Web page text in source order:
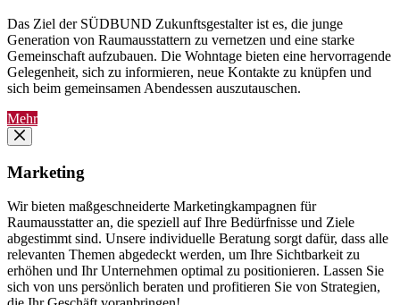
Das Ziel der SÜDBUND Zukunftsgestalter ist es, die junge
Generation von Raumausstattern zu vernetzen und eine starke
Gemeinschaft aufzubauen. Die Wohntage bieten eine hervorragende
Gelegenheit, sich zu informieren, neue Kontakte zu knüpfen und
sich beim gemeinsamen Abendessen auszutauschen.
Mehr
Marketing
Wir bieten maßgeschneiderte Marketingkampagnen für
Raumausstatter an, die speziell auf Ihre Bedürfnisse und Ziele
abgestimmt sind. Unsere individuelle Beratung sorgt dafür, dass alle
relevanten Themen abgedeckt werden, um Ihre Sichtbarkeit zu
erhöhen und Ihr Unternehmen optimal zu positionieren. Lassen Sie
sich von uns persönlich beraten und profitieren Sie von Strategien,